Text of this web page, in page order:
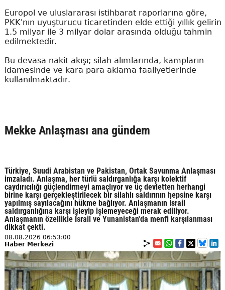
Europol ve uluslararası istihbarat raporlarına göre,
PKK'nın uyuşturucu ticaretinden elde ettiği yıllık gelirin
1.5 milyar ile 3 milyar dolar arasında olduğu tahmin
edilmektedir.
Bu devasa nakit akışı; silah alımlarında, kampların
idamesinde ve kara para aklama faaliyetlerinde
kullanılmaktadır.
Mekke Anlaşması ana gündem
Türkiye, Suudi Arabistan ve Pakistan, Ortak Savunma Anlaşması
imzaladı. Anlaşma, her türlü saldırganlığa karşı kolektif
caydırıcılığı güçlendirmeyi amaçlıyor ve üç devletten herhangi
birine karşı gerçekleştirilecek bir silahlı saldırının hepsine karşı
yapılmış sayılacağını hükme bağlıyor. Anlaşmanın İsrail
saldırganlığına karşı işleyip işlemeyeceği merak ediliyor.
Anlaşmanın özellikle İsrail ve Yunanistan'da menfi karşılanması
dikkat çekti.
08.08.2026 06:53:00
Haber Merkezi